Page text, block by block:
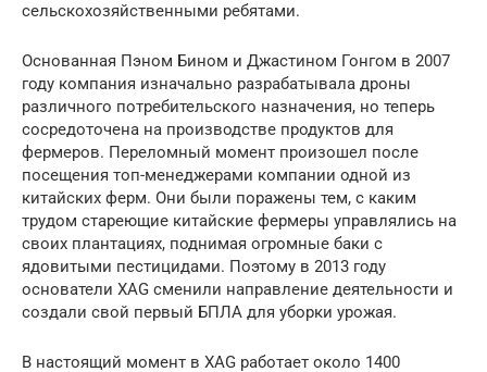
сельскохозяйственными ребятами.
Основанная Пэном Бином и Джастином Гонгом в 2007
году компания изначально разрабатывала дроны
различного потребительского назначения, но теперь
сосредоточена на производстве продуктов для
фермеров. Переломный момент произошел после
посещения топ-менеджерами компании одной из
китайских ферм. Они были поражены тем, с каким
трудом стареющие китайские фермеры управлялись на
своих плантациях, поднимая огромные баки с
ядовитыми пестицидами. Поэтому в 2013 году
основатели XAG сменили направление деятельности и
создали свой первый БПЛА для уборки урожая.
В настоящий момент в XAG работает около 1400